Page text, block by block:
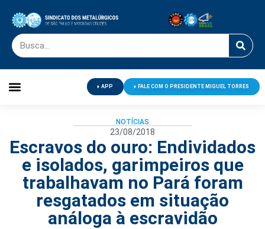
APP FALE COM O PRESIDENTE MIGUEL TORRES
NOTÍCIAS
23/08/2018
Escravos do ouro: Endividados
e isolados, garimpeiros que
trabalhavam no Pará foram
resgatados em situação
análoga à escravidão